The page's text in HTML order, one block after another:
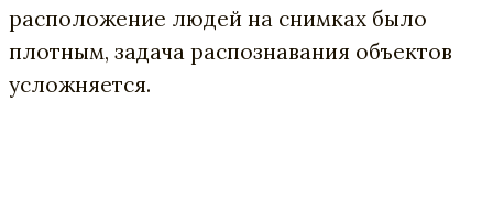
расположение людей на снимках было
плотным, задача распознавания объектов
усложняется.